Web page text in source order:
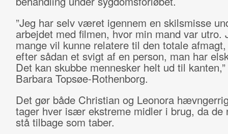
”Jeg har selv været igennem en skilsmisse
arbejdet med filmen, hvor min mand var utro.
mange vil kunne relatere til den totale
efter sådan et svigt af en person, man har
Det kan skubbe mennesker helt ud til
Barbara Topsøe-Rothenborg.
Det gør både Christian og Leonora
tager hver især ekstreme midler i brug, da
stå tilbage som taber.